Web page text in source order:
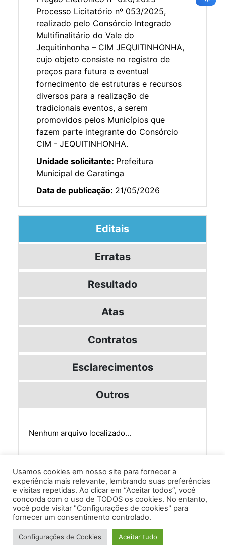
Processo Licitatório nº 053/2025,
realizado pelo Consórcio Integrado
Multifinalitário do Vale do
Jequitinhonha – CIM JEQUITINHONHA,
cujo objeto consiste no registro de
preços para futura e eventual
fornecimento de estruturas e recursos
diversos para a realização de
tradicionais eventos, a serem
promovidos pelos Municípios que
fazem parte integrante do Consórcio
CIM - JEQUITINHONHA.
Unidade solicitante: Prefeitura
Municipal de Caratinga
Data de publicação: 21/05/2026
Editais
Erratas
Resultado
Atas
Contratos
Esclarecimentos
Outros
Nenhum arquivo localizado...
Av. Prof. Armando Alves da Silva, nº 1950 - Zacarias,
Caratinga - MG - 35302-403 / Tel: (33) 3329 8000
Desenvolvido por VersaTec
Usamos cookies em nosso site para fornecer a
experiência mais relevante, lembrando suas preferências
e visitas repetidas. Ao clicar em “Aceitar todos”, você
concorda com o uso de TODOS os cookies. No entanto,
você pode visitar "Configurações de cookies" para
fornecer um consentimento controlado.
Configurações de Cookies Aceitar tudo